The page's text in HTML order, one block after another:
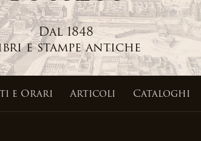
Dal 1848
e stampe antiche
e Orari Articoli Cataloghi